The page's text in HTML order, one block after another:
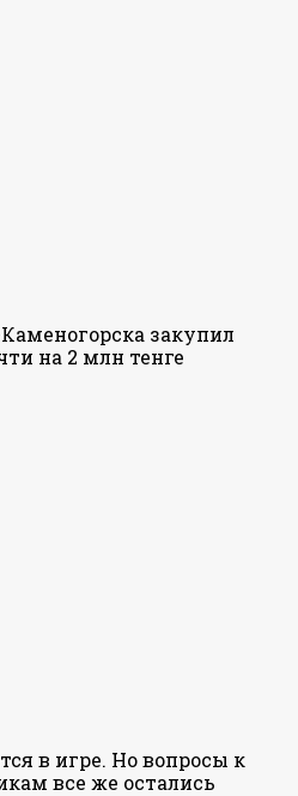
закупил
на 2 млн тенге
в игре. Но вопросы к
все же остались